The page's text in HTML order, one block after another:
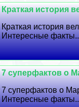
Краткая история
Краткая история
Интересные
7 суперфактов о
7 суперфактов о
Интересные